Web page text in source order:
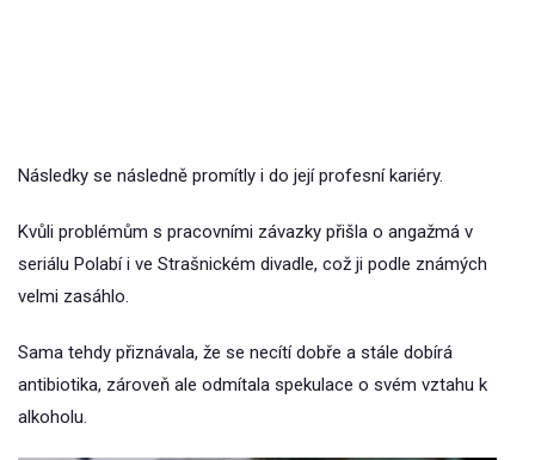
Následky se následně promítly i do její profesní kariéry.
Kvůli problémům s pracovními závazky přišla o angažmá v
seriálu Polabí i ve Strašnickém divadle, což ji podle známých
velmi zasáhlo.
Sama tehdy přiznávala, že se necítí dobře a stále dobírá
antibiotika, zároveň ale odmítala spekulace o svém vztahu k
alkoholu.